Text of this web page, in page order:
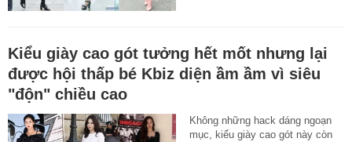
Kiểu giày cao gót tưởng hết mốt nhưng lại
được hội thấp bé Kbiz diện ầm ầm vì siêu
"độn" chiều cao
Không những hack dáng ngoạn
mục, kiểu giày cao gót này còn